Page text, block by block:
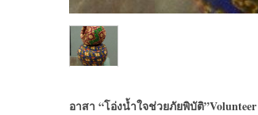
อาสา “โอ่งน้ำใจช่วยภัยพิบัติ”Volunteer